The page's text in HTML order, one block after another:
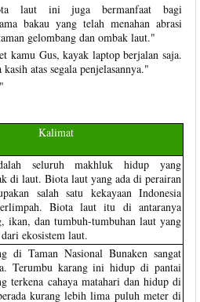
laut ini juga bermanfaat bagi
bakau yang telah menahan abrasi
gelombang dan ombak laut."
kamu Gus, kayak laptop berjalan saja.
atas segala penjelasannya."
Kalimat
seluruh makhluk hidup yang
di laut. Biota laut yang ada di perairan
salah satu kekayaan Indonesia
Biota laut itu di antaranya
ikan, dan tumbuh-tumbuhan laut yang
ekosistem laut.
di Taman Nasional Bunaken sangat
Terumbu karang ini hidup di pantai
terkena cahaya matahari dan hidup di
kurang lebih lima puluh meter di